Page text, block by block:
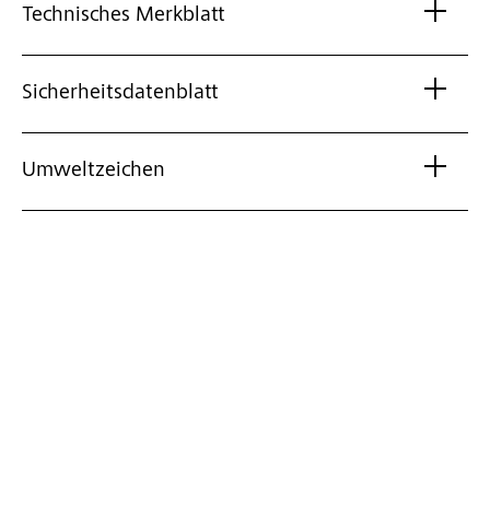
Technisches Merkblatt
Sicherheitsdatenblatt
Umweltzeichen